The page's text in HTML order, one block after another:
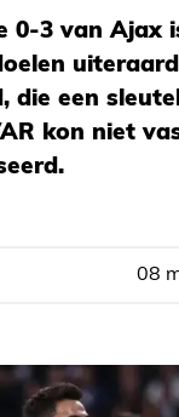
0-3 van Ajax
die een
kon niet
08